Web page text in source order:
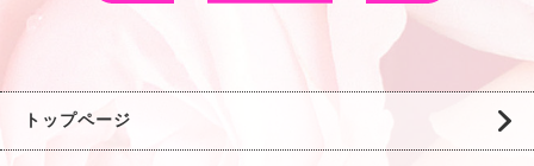
トップページ